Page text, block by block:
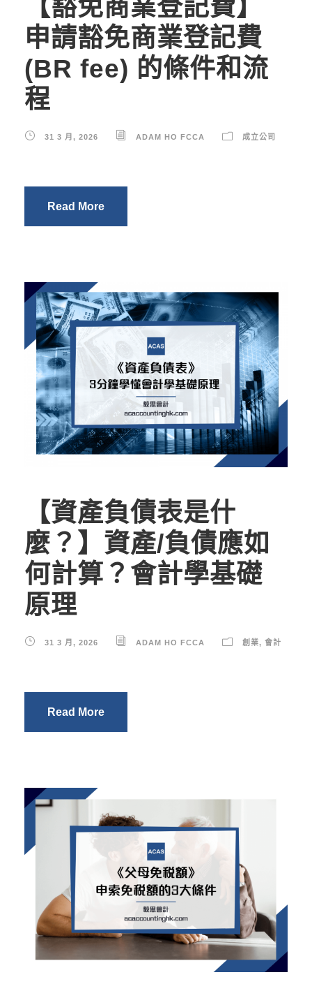
【豁免商業登記費】
申請豁免商業登記費
(BR fee) 的條件和流
程
31 3 月, 2026 ADAM HO FCCA 成立公司
Read More
【資產負債表是什
麼？】資產/負債應如
何計算？會計學基礎
原理
31 3 月, 2026 ADAM HO FCCA 創業, 會計
Read More